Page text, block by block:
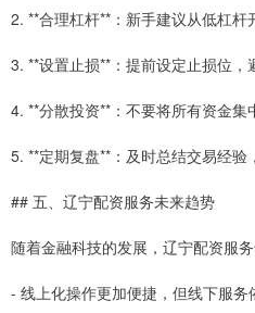
2. **合理杠杆**：新手建议从低杠杆
3. **设置止损**：提前设定止损位，
4. **分散投资**：不要将所有资金集
5. **定期复盘**：及时总结交易经验
## 五、辽宁配资服务未来趋势
随着金融科技的发展，辽宁配资服
- 线上化操作更加便捷，但线下服务